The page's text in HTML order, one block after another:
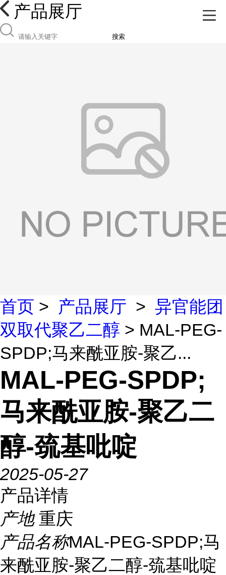
产品展厅
搜索
首页 > 产品展厅 > 异官能团
双取代聚乙二醇 > MAL-PEG-
SPDP;马来酰亚胺-聚乙...
MAL-PEG-SPDP;
马来酰亚胺-聚乙二
醇-巯基吡啶
2025-05-27
产品详情
产地 重庆
产品名称MAL-PEG-SPDP;马
来酰亚胺-聚乙二醇-巯基吡啶